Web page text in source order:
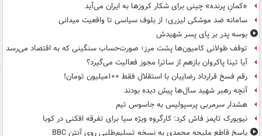
«کمانِ پرنده» چینی برای شکار کروزها به ایران می‌آید
سامانه ضد موشکی لیزری؛ از بلوف سیاسی تا واقعیت میدانی
بوسه‌ پدر بر پای پسر شهیدش
توقف طولانی کامیون‌ها پشت مرز؛ صورت‌حساب سنگینی که به اقتصاد می‌رسد
آیا تینا پاکروان بازهم از ساترا مجوز فعالیت می‌گیرد؟
رقم فسخ قرارداد رضاییان با استقلال فقط ۱۰۰میلیون تومان!
آنچه رهبر شهید سال‌ها پیش دیده بودند
هشدار سرمربی پرسپولیس به جاسوس تیم
نیویورک تایمز فاش کرد: کارگروه ویژه سیا برای تفرقه افکنی در کوبا
پاسخ قاطع ملیحه محمدی به نسخه تسلیم‌طلبی روی آنتن BBC